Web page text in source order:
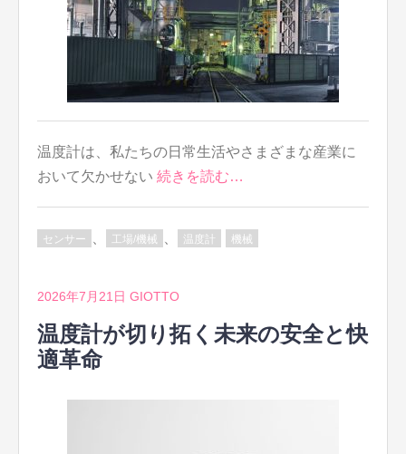
温度計は、私たちの日常生活やさまざまな産業に
おいて欠かせない 続きを読む…
センサー 工場/機械 温度計 機械
2026年7月21日 GIOTTO
温度計が切り拓く未来の安全と快
適革命